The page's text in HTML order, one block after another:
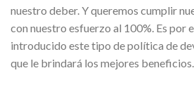
nuestro deber. Y queremos cumplir
con nuestro esfuerzo al 100%. Es por
introducido este tipo de política de
que le brindará los mejores beneficios.